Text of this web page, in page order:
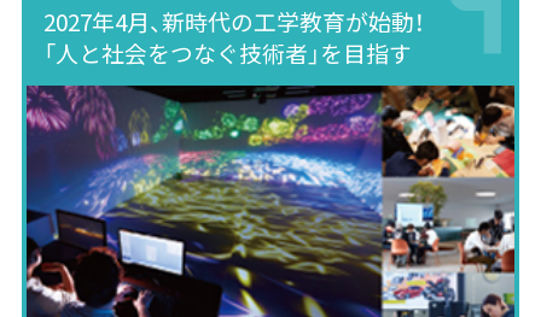
2027年4月、新時代の工学教育が始動！
「人と社会をつなぐ技術者」を目指す